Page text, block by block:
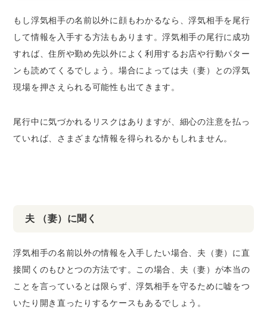
もし浮気相手の名前以外に顔もわかるなら、浮気相手を尾行
して情報を入手する方法もあります。浮気相手の尾行に成功
すれば、住所や勤め先以外によく利用するお店や行動パター
ンも読めてくるでしょう。場合によっては夫（妻）との浮気
現場を押さえられる可能性も出てきます。
尾行中に気づかれるリスクはありますが、細心の注意を払っ
ていれば、さまざまな情報を得られるかもしれません。
夫 （妻）に聞く
浮気相手の名前以外の情報を入手したい場合、夫（妻）に直
接聞くのもひとつの方法です。この場合、夫（妻）が本当の
ことを言っているとは限らず、浮気相手を守るために嘘をつ
いたり開き直ったりするケースもあるでしょう。